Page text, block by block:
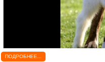
ПОДРОБНЕЕ...